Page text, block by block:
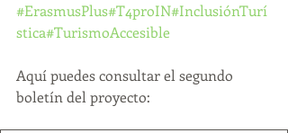
#ErasmusPlus#T4proIN#InclusiónTurí
stica#TurismoAccesible
Aquí puedes consultar el segundo
boletín del proyecto: